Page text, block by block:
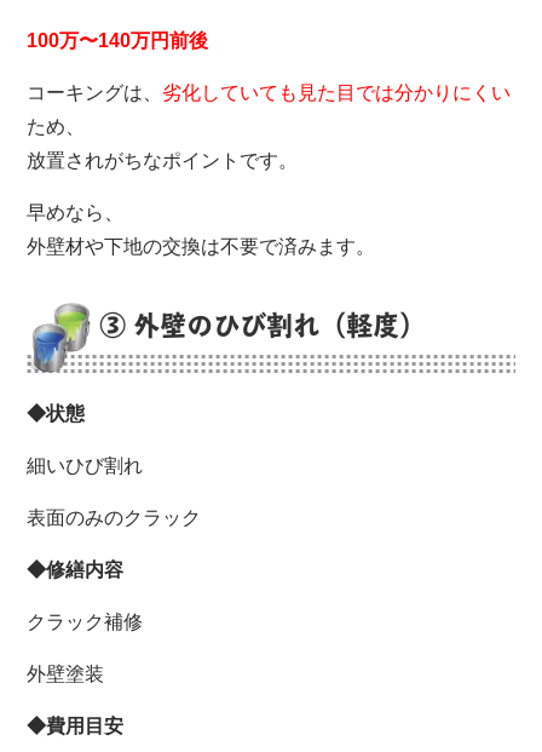
100万〜140万円前後
コーキングは、劣化していても見た目では分かりにくい
ため、
放置されがちなポイントです。
早めなら、
外壁材や下地の交換は不要で済みます。
③ 外壁のひび割れ（軽度）
◆状態
細いひび割れ
表面のみのクラック
◆修繕内容
クラック補修
外壁塗装
◆費用目安